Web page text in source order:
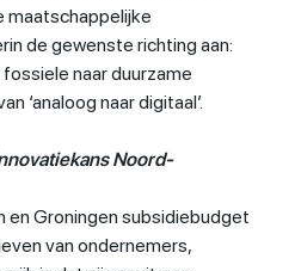
maatschappelijke
de gewenste richting aan:
fossiele naar duurzame
‘analoog naar digitaal’.
Noord-
en Groningen subsidiebudget
van ondernemers,